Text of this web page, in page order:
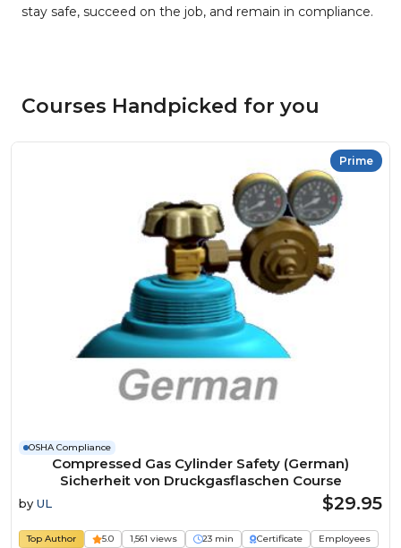
stay safe, succeed on the job, and remain in compliance.
Courses Handpicked for you
Prime
OSHA Compliance
Compressed Gas Cylinder Safety (German)
Sicherheit von Druckgasflaschen Course
by UL $29.95
Top Author 5.0 1,561 views 23 min Certificate Employees